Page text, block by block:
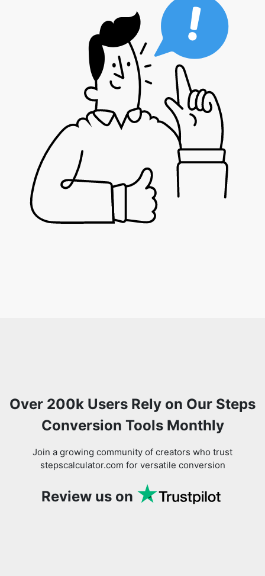
Over 200k Users Rely on Our Steps
Conversion Tools Monthly
Join a growing community of creators who trust
stepscalculator.com for versatile conversion
Review us on